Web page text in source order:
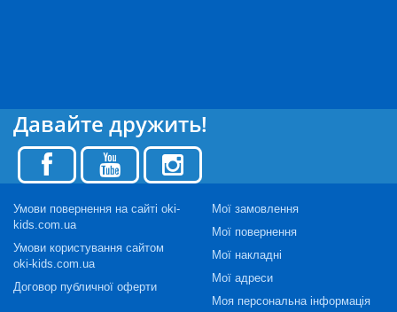
Давайте дружить!
Умови повернення на сайті oki-
kids.com.ua
Умови користування сайтом
oki-kids.com.ua
Договор публичної оферти
Мої замовлення
Мої повернення
Мої накладні
Мої адреси
Моя персональна інформація